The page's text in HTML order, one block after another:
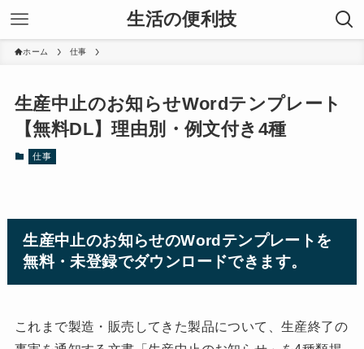
生活の便利技
ホーム 仕事
生産中止のお知らせWordテンプレート
【無料DL】理由別・例文付き4種
仕事
生産中止のお知らせのWordテンプレートを
無料・未登録でダウンロードできます。
これまで製造・販売してきた製品について、生産終了の